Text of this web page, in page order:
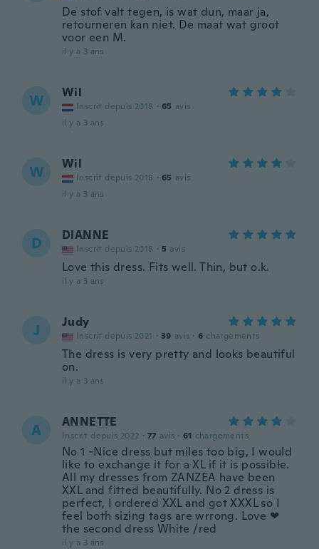
De stof valt tegen, is wat dun, maar ja,
retourneren kan niet. De maat wat groot
voor een M.
il y a 3 ans
W Wil
Inscrit depuis 2018 · 65 avis
il y a 3 ans
W Wil
Inscrit depuis 2018 · 65 avis
il y a 3 ans
D DIANNE
Inscrit depuis 2018 · 5 avis
Love this dress. Fits well. Thin, but o.k.
il y a 3 ans
J Judy
Inscrit depuis 2021 · 39 avis · 6 chargements
The dress is very pretty and looks beautiful
on.
il y a 3 ans
A ANNETTE
Inscrit depuis 2022 · 77 avis · 61 chargements
No 1 -Nice dress but miles too big, I would
like to exchange it for a XL if it is possible.
All my dresses from ZANZEA have been
XXL and fitted beautifully. No 2 dress is
perfect, I ordered XXL and got XXXL so I
feel both sizing tags are wrrong. Love ❤
the second dress White /red
il y a 3 ans